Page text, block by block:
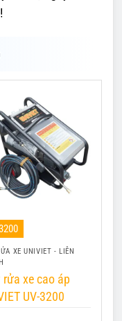
XE UNIVIET - LIÊN
rửa xe cao áp
UV-3200